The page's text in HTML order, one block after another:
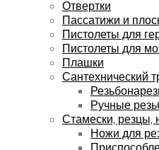
Отвертки
Пассатижи и
Пистолеты для
Пистолеты для
Плашки
Сантехнический
Ручные
Стамески, резцы,
Ножи для